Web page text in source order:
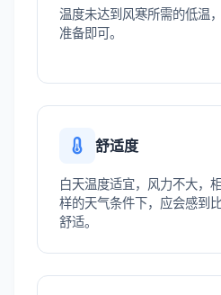
温度未达到风寒所需的低温
准备即可。
舒适度
白天温度适宜，风力不大，
样的天气条件下，应会感到
舒适。